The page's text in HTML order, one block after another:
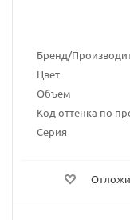
Бренд/
Цвет
Объем
Код оттенка по
Серия